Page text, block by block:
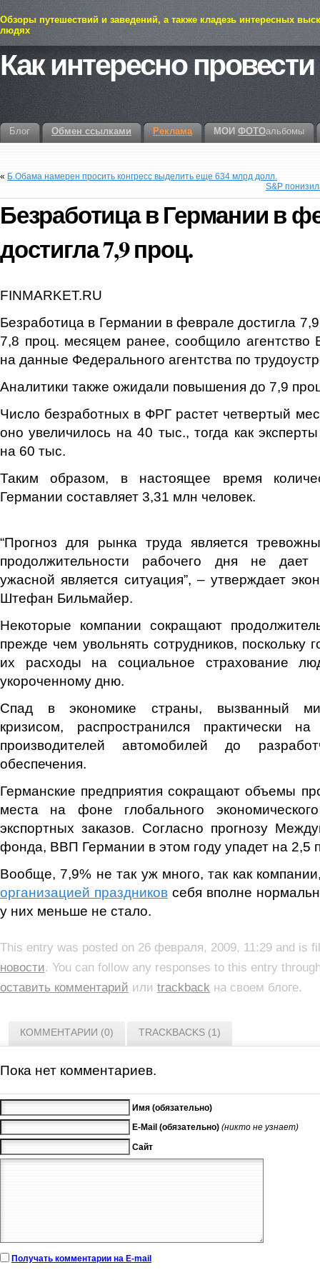
Обзоры путешествий и заведений, а также кладезь интересных
людях
Как интересно
Блог Обмен ссылками Реклама МОИ ФОТОальбомы
« Б.Обама намерен просить конгресс выделить еще 634 млрд долл.
S&P
Безработица в Германии в
достигла 7,9 проц.
FINMARKET.RU
Безработица в Германии в феврале достигла
7,8 проц. месяцем ранее, сообщило агентство
на данные Федерального агентства по
Аналитики также ожидали повышения до 7,9
Число безработных в ФРГ растет четвертый
оно увеличилось на 40 тыс., тогда как
на 60 тыс.
Таким образом, в настоящее время
Германии составляет 3,31 млн человек.
“Прогноз для рынка труда является
продолжительности рабочего дня не дает
ужасной является ситуация”, – утверждает
Штефан Бильмайер.
Некоторые компании сокращают
прежде чем увольнять сотрудников, поскольку
их расходы на социальное страхование
укороченному дню.
Спад в экономике страны, вызванный
кризисом, распространился практически
производителей автомобилей до
обеспечения.
Германские предприятия сокращают объемы
места на фоне глобального
экспортных заказов. Согласно прогнозу
фонда, ВВП Германии в этом году упадет на 2,5
Вообще, 7,9% не так уж много, так как
организацией праздниковсебя вполне
у них меньше не стало.
This entry was posted on 26 февраля, 2009, 11:29 and is
новости. You can follow any responses to this entry
оставить комментарий или trackback на своем блоге.
КОММЕНТАРИИ (0) TRACKBACKS (1)
Пока нет комментариев.
Имя (обязательно)
E-Mail (обязательно) (никто не узнает)
Сайт
Получать комментарии на E-mail